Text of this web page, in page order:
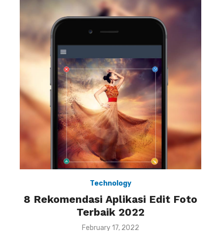
Technology
8 Rekomendasi Aplikasi Edit Foto
Terbaik 2022
PFebruary 17, 2022